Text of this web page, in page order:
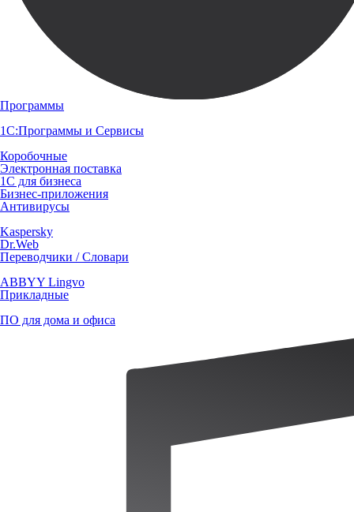
Программы
1С:Программы и Сервисы
Коробочные
Электронная поставка
1С для бизнеса
Бизнес-приложения
Антивирусы
Kaspersky
Dr.Web
Переводчики / Словари
ABBYY Lingvo
Прикладные
ПО для дома и офиса